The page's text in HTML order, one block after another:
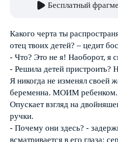
Бесплатный
Какого черта ты
отец твоих детей? – цедит
- Что? Это не я! Наоборот, я
- Решила детей пристроить?
Я никогда не изменял своей
беременна. МОИМ
Опускает взгляд на
ручки.
- Почему они здесь? -
всматривается в его глаза: